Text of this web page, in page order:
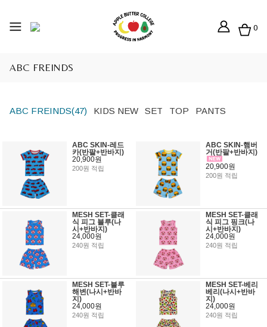
0
ABC FREINDS
ABC FREINDS(47) KIDS NEW SET TOP PANTS
ABC SKIN-레드
카(반팔+반바지)
20,900원
200원 적립
ABC SKIN-햄버
거(반팔+반바지)
20,900원
200원 적립
MESH SET-클래
식 피그 블루(나
시+반바지)
24,000원
240원 적립
MESH SET-클래
식 피그 핑크(나
시+반바지)
24,000원
240원 적립
MESH SET-블루
해변(나시+반바
지)
24,000원
240원 적립
MESH SET-베리
베리(나시+반바
지)
24,000원
240원 적립